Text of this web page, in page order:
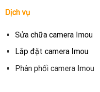
Dịch vụ
Sửa chữa camera Imou
Lắp đặt camera Imou
Phân phối camera Imou